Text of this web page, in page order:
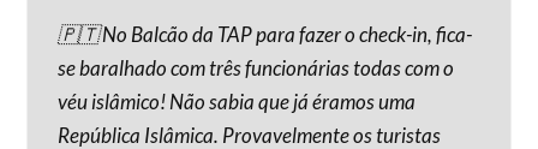
🇵🇹 No Balcão da TAP para fazer o check-in, fica-
se baralhado com três funcionárias todas com o
véu islâmico! Não sabia que já éramos uma
República Islâmica. Provavelmente os turistas